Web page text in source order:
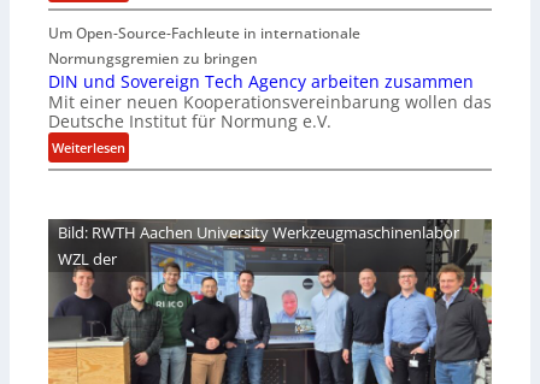
d
r
e
a
V
i
P
e
s
i
d
m
m
t
M
i
x
l
D
e
m
G
e
e
i
i
d
e
s
S
Um Open-Source-Fachleute in internationale
Normungsgremien zu bringen
DIN und Sovereign Tech Agency arbeiten zusammen
Mit einer neuen Kooperationsvereinbarung wollen das
Deutsche Institut für Normung e.V.
Weiterlesen:
D
N
u
d
S
o
v
Bild: RWTH Aachen University Werkzeugmaschinenlabor
WZL der